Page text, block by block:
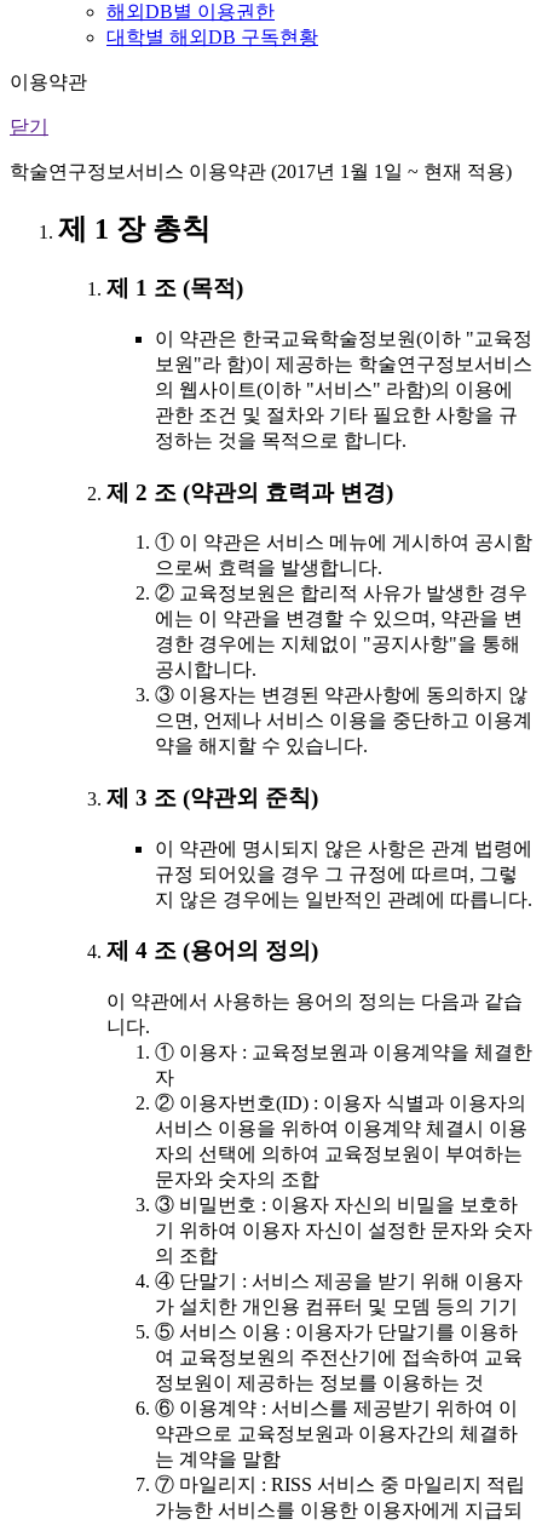
해외DB별 이용권한
대학별 해외DB 구독현황
이용약관
닫기
학술연구정보서비스 이용약관 (2017년 1월 1일 ~ 현재 적용)
제 1 장 총칙
제 1 조 (목적)
이 약관은 한국교육학술정보원(이하 "교육정
보원"라 함)이 제공하는 학술연구정보서비스
의 웹사이트(이하 "서비스" 라함)의 이용에
관한 조건 및 절차와 기타 필요한 사항을 규
정하는 것을 목적으로 합니다.
제 2 조 (약관의 효력과 변경)
① 이 약관은 서비스 메뉴에 게시하여 공시함
으로써 효력을 발생합니다.
② 교육정보원은 합리적 사유가 발생한 경우
에는 이 약관을 변경할 수 있으며, 약관을 변
경한 경우에는 지체없이 "공지사항"을 통해
공시합니다.
③ 이용자는 변경된 약관사항에 동의하지 않
으면, 언제나 서비스 이용을 중단하고 이용계
약을 해지할 수 있습니다.
제 3 조 (약관외 준칙)
이 약관에 명시되지 않은 사항은 관계 법령에
규정 되어있을 경우 그 규정에 따르며, 그렇
지 않은 경우에는 일반적인 관례에 따릅니다.
제 4 조 (용어의 정의)
이 약관에서 사용하는 용어의 정의는 다음과 같습
니다.
① 이용자 : 교육정보원과 이용계약을 체결한
자
② 이용자번호(ID) : 이용자 식별과 이용자의
서비스 이용을 위하여 이용계약 체결시 이용
자의 선택에 의하여 교육정보원이 부여하는
문자와 숫자의 조합
③ 비밀번호 : 이용자 자신의 비밀을 보호하
기 위하여 이용자 자신이 설정한 문자와 숫자
의 조합
④ 단말기 : 서비스 제공을 받기 위해 이용자
가 설치한 개인용 컴퓨터 및 모뎀 등의 기기
⑤ 서비스 이용 : 이용자가 단말기를 이용하
여 교육정보원의 주전산기에 접속하여 교육
정보원이 제공하는 정보를 이용하는 것
⑥ 이용계약 : 서비스를 제공받기 위하여 이
약관으로 교육정보원과 이용자간의 체결하
는 계약을 말함
⑦ 마일리지 : RISS 서비스 중 마일리지 적립
가능한 서비스를 이용한 이용자에게 지급되